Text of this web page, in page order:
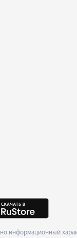
информационный